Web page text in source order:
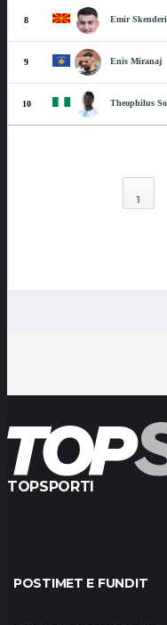
8 Emir Skenderi
9 Enis Miranaj
10 Theophilus
1
TOPSPORTI
POSTIMET E FUNDIT